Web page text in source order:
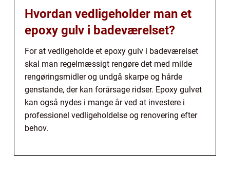
Hvordan vedligeholder man et
epoxy gulv i badeværelset?
For at vedligeholde et epoxy gulv i badeværelset
skal man regelmæssigt rengøre det med milde
rengøringsmidler og undgå skarpe og hårde
genstande, der kan forårsage ridser. Epoxy gulvet
kan også nydes i mange år ved at investere i
professionel vedligeholdelse og renovering efter
behov.